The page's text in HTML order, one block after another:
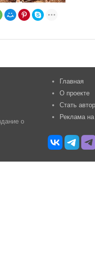
о
Главная
О проекте
Стать
Реклама